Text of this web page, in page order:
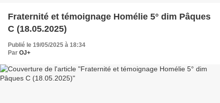
Fraternité et témoignage Homélie 5° dim Pâques
C (18.05.2025)
Publié le 19/05/2025 à 18:34
Par OJ+